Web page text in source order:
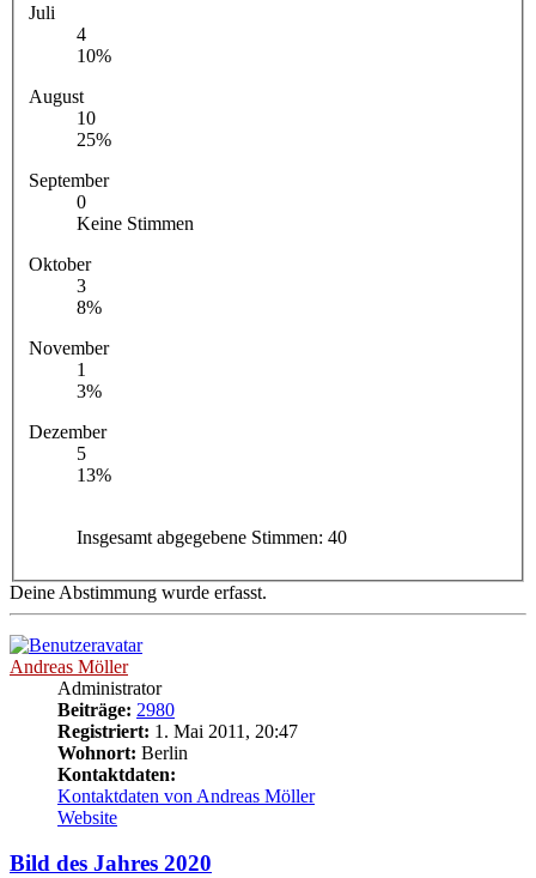
Juli
4
10%
August
10
25%
September
0
Keine Stimmen
Oktober
3
8%
November
1
3%
Dezember
5
13%
Insgesamt abgegebene Stimmen: 40
Deine Abstimmung wurde erfasst.
Andreas Möller
Administrator
Beiträge: 2980
Registriert: 1. Mai 2011, 20:47
Wohnort: Berlin
Kontaktdaten:
Kontaktdaten von Andreas Möller
Website
Bild des Jahres 2020